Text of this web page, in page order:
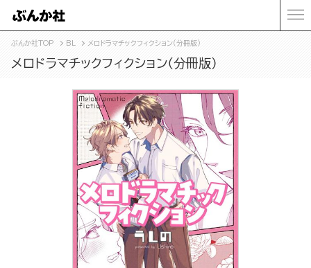
ぶんか社TOP BL メロドラマチックフィクション（分冊版）
メロドラマチックフィクション（分冊版）